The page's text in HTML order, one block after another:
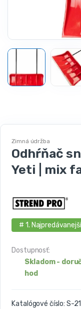
Zimná údržba
Odhŕňač
Yeti | mix
# 1.
Dostupnosť:
Skladom -
hod
Katalógové číslo: S-